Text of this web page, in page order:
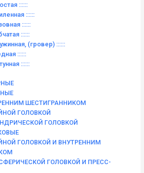
::::::
::::::
::::::
::::::
(гровер) ::::::
::::::
::::::
ШЕСТИГРАННИКОМ
ГОЛОВКОЙ
ГОЛОВКОЙ
ГОЛОВКОЙ И ВНУТРЕННИМ
ГОЛОВКОЙ И ПРЕСС-